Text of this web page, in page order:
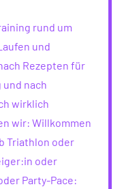
rund um
und
Rezepten für
nach
wirklich
wir: Willkommen
Triathlon oder
oder
Party-Pace: